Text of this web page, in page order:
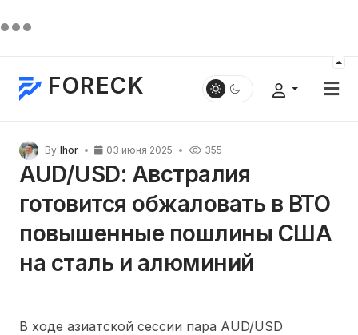
FORECK
By Ihor 03 июня 2025 355
AUD/USD: Австралия
готовится обжаловать в ВТО
повышенные пошлины США
на сталь и алюминий
В ходе азиатской сессии пара AUD/USD